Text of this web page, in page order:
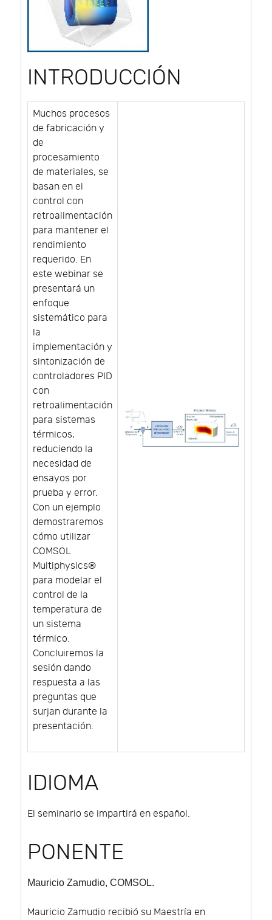
INTRODUCCIÓN
Muchos procesos
de fabricación y
de
procesamiento
de materiales, se
basan en el
control con
retroalimentación
para mantener el
rendimiento
requerido. En
este webinar se
presentará un
enfoque
sistemático para
la
implementación y
sintonización de
controladores PID
con
retroalimentación
para sistemas
térmicos,
reduciendo la
necesidad de
ensayos por
prueba y error.
Con un ejemplo
demostraremos
cómo utilizar
COMSOL
Multiphysics®
para modelar el
control de la
temperatura de
un sistema
térmico.
Concluiremos la
sesión dando
respuesta a las
preguntas que
surjan durante la
presentación.
IDIOMA
El seminario se impartirá en español.
PONENTE
Mauricio Zamudio, COMSOL.
Mauricio Zamudio recibió su Maestría en